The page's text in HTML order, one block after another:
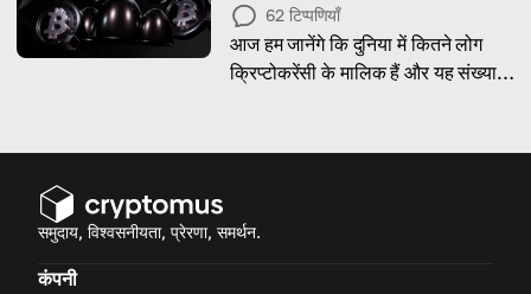
62 टिप्पणियाँ
आज हम जानेंगे कि दुनिया में कितने लोग
क्रिप्टोकरेंसी के मालिक हैं और यह संख्या
समुदाय, विश्वसनीयता, प्रेरणा, समर्थन.
कंपनी